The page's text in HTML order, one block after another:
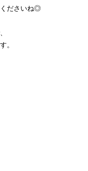
くださいね◎
。